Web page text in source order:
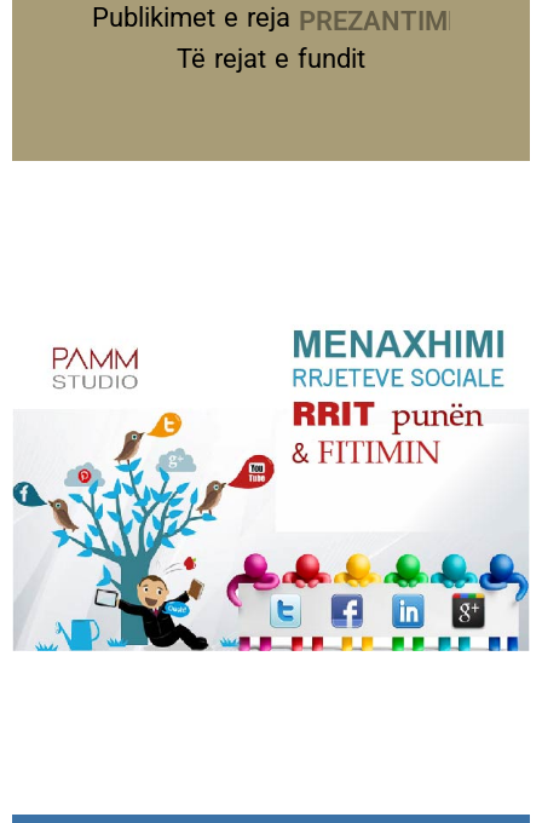
Publikimet e reja PREZANTIME
Të rejat e fundit